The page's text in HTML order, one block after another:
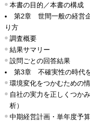
本書の目的／本書の構成
第2章 世間一般の経営
り方
調査概要
結果サマリー
設問ごとの回答結果
第3章 不確実性の時代
環境変化をつかむための
自社の実力を正しくつか
析）
中期経営計画・単年度予